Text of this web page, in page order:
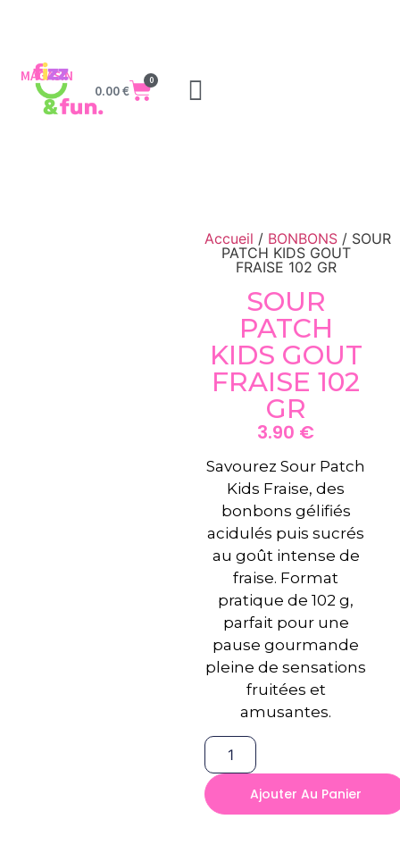
MAGASIN
0.00€
0
Accueil / BONBONS / SOUR
PATCH KIDS GOUT
FRAISE 102 GR
SOUR
PATCH
KIDS GOUT
FRAISE 102
GR
3.90 €
Savourez Sour Patch
Kids Fraise, des
bonbons gélifiés
acidulés puis sucrés
au goût intense de
fraise. Format
pratique de 102 g,
parfait pour une
pause gourmande
pleine de sensations
fruitées et
amusantes.
Ajouter Au Panier